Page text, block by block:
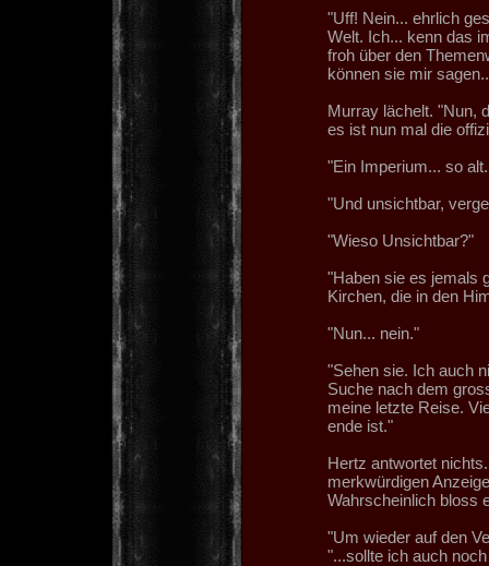
"Uff! Nein... ehrlich
Welt. Ich... kenn das
froh über den
können sie mir
Murray lächelt. "Nun,
es ist nun mal die
"Ein Imperium... so
"Und unsichtbar,
"Wieso Unsichtbar?"
"Haben sie es jemals
Kirchen, die in den
"Nun... nein."
"Sehen sie. Ich auch
Suche nach dem
meine letzte Reise.
ende ist."
Hertz antwortet
merkwürdigen
Wahrscheinlich bloss
"Um wieder auf den
"...sollte ich auch